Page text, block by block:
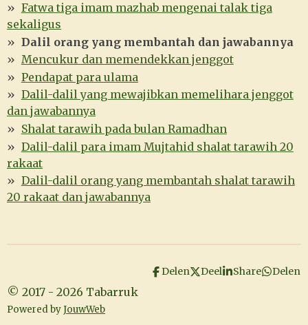
Fatwa tiga imam mazhab mengenai talak tiga
sekaligus
Dalil orang yang membantah dan jawabannya
Mencukur dan memendekkan jenggot
Pendapat para ulama
Dalil-dalil yang mewajibkan memelihara jenggot
dan jawabannya
Shalat tarawih pada bulan Ramadhan
Dalil-dalil para imam Mujtahid shalat tarawih 20
rakaat
Dalil-dalil orang yang membantah shalat tarawih
20 rakaat dan jawabannya
Delen Deel Share Delen
© 2017 - 2026 Tabarruk
Powered byJouwWeb